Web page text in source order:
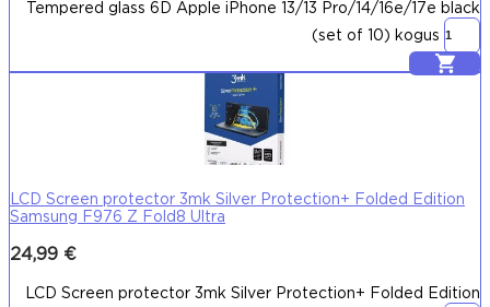
Tempered glass 6D Apple iPhone 13/13 Pro/14/16e/17e black
(set of 10) kogus
Lisa korvi
LCD Screen protector 3mk Silver Protection+ Folded Edition
Samsung F976 Z Fold8 Ultra
24,99 €
LCD Screen protector 3mk Silver Protection+ Folded Edition